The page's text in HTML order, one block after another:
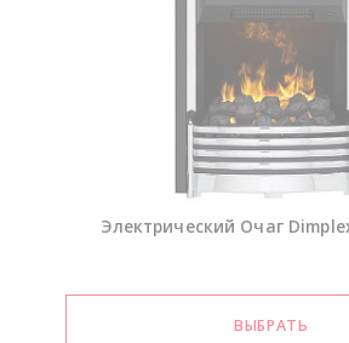
Электрический Очаг